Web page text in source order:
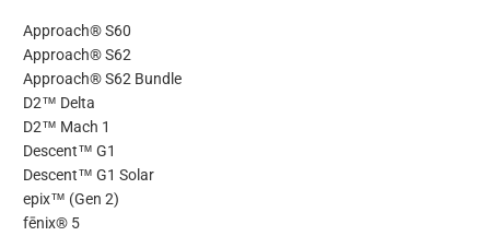
Approach® S60
Approach® S62
Approach® S62 Bundle
D2™ Delta
D2™ Mach 1
Descent™ G1
Descent™ G1 Solar
epix™ (Gen 2)
fēnix® 5